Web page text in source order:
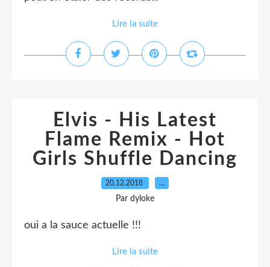
Lire la suite
Elvis - His Latest
Flame Remix - Hot
Girls Shuffle Dancing
20.12.2018 …
Par dyloke
oui a la sauce actuelle !!!
Lire la suite